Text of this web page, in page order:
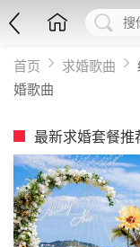
首页 求婚歌曲
婚歌曲
最新求婚套餐推